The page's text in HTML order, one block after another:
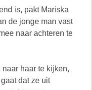
is, pakt Mariska
de jonge man vast
naar achteren te
haar te kijken,
dat ze uit